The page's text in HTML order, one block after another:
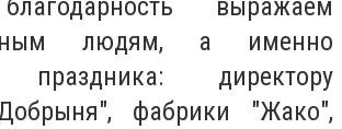
людям, а именно
праздника: директору
фабрики "Жако",